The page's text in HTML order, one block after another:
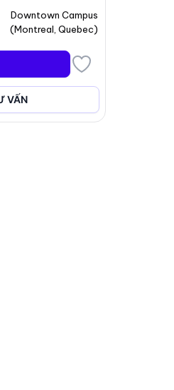
Downtown Campus
(Montreal Quebec)
VẤN